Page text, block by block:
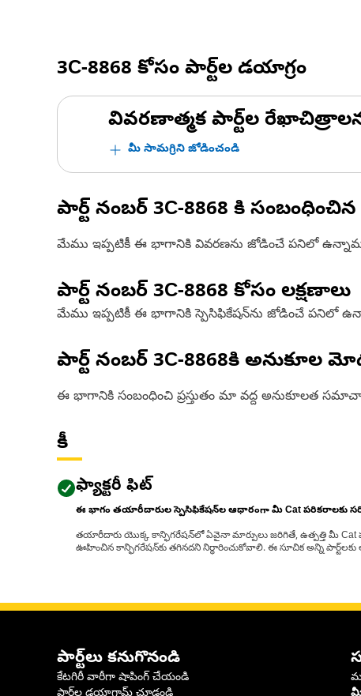
3C-8868 కోసం పార్ట్‌ల డయాగ్రం
వివరణాత్మక పార్ట్‌ల
మీ సామగ్రిని జోడించండి
పార్ట్ నంబర్ 3C-8868 కి
మేము ఇప్పటికీ ఈ భాగానికి వివరణను జోడించే పనిలో
పార్ట్ నంబర్ 3C-8868 కోసం లక్షణాలు
మేము ఇప్పటికీ ఈ భాగానికి స్పెసిఫికేషన్‌ను జోడించే పనిలో
పార్ట్ నంబర్ 3C-8868కి అనుకూల
ఈ భాగానికి సంబంధించి ప్రస్తుతం మా వద్ద అనుకూలత
కీ
ఫ్యాక్టరీ ఫిట్
ఈ భాగం తయారీదారుల స్పెసిఫికేషన్‌ల ఆధారంగా మీ Cat పరికరాలకు
తయారీదారు యొక్క కాన్ఫిగరేషన్‌లో ఏవైనా మార్పులు జరిగితే, ఉత్పత్తి మీ Cat
ఊహించిన కాన్ఫిగరేషన్‌కు తగినదని నిర్ధారించుకోవాలి. ఈ సూచిక అన్ని
పార్ట్‌లు కనుగొనండి
కేటగిరీ వారీగా షాపింగ్ చేయండి